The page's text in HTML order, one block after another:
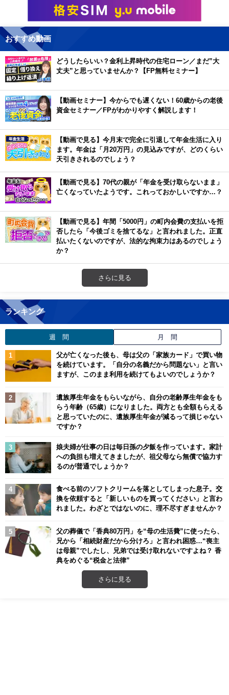
おすすめ動画
どうしたらいい？金利上昇時代の住宅ローン／まだ”大
丈夫”と思っていませんか？【FP無料セミナー】
【動画セミナー】今からでも遅くない！60歳からの老後
資金セミナー／FPがわかりやすく解説します！
【動画で見る】今月末で完全に引退して年金生活に入り
ます。年金は「月20万円」の見込みですが、どのくらい
天引きされるのでしょう？
【動画で見る】70代の親が「年金を受け取らないまま」
亡くなっていたようです。これっておかしいですか…？
【動画で見る】年間「5000円」の町内会費の支払いを拒
否したら「今後ゴミを捨てるな」と言われました。正直
払いたくないのですが、法的な拘束力はあるのでしょう
か？
さらに見る
ランキング
週 間 月 間
父が亡くなった後も、母は父の「家族カード」で買い物
を続けています。「自分の名義だから問題ない」と言い
ますが、このまま利用を続けてもよいのでしょうか？
遺族厚生年金をもらいながら、自分の老齢厚生年金をも
らう年齢（65歳）になりました。両方とも全額もらえる
と思っていたのに、遺族厚生年金が減るって損じゃない
ですか？
娘夫婦が仕事の日は毎日孫の夕飯を作っています。家計
への負担も増えてきましたが、祖父母なら無償で協力す
るのが普通でしょうか？
食べる前のソフトクリームを落としてしまった息子。交
換を依頼すると「新しいものを買ってください」と言わ
れました。わざとではないのに、理不尽すぎませんか？
父の葬儀で「香典80万円」を“母の生活費”に使ったら、
兄から「相続財産だから分けろ」と言われ困惑…“喪主
は母親”でしたし、兄弟では受け取れないですよね？ 香
典をめぐる“税金と法律”
さらに見る